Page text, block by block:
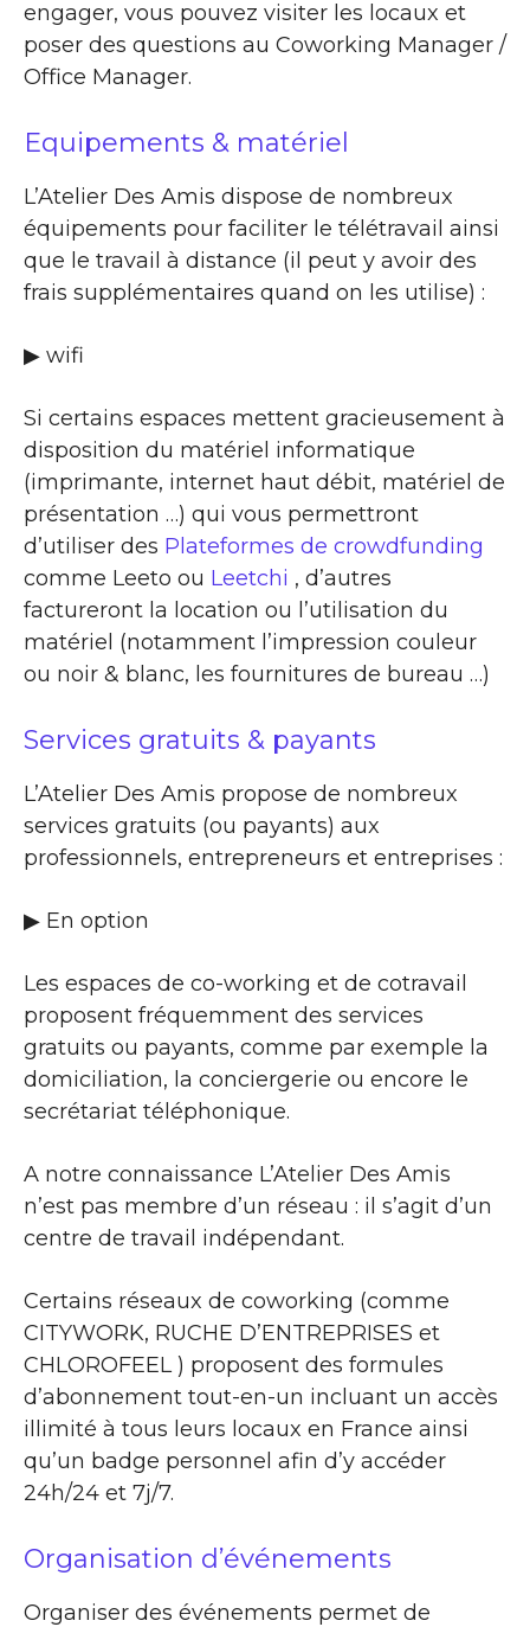
engager, vous pouvez visiter les locaux et
poser des questions au Coworking Manager /
Office Manager.
Equipements & matériel
L’Atelier Des Amis dispose de nombreux
équipements pour faciliter le télétravail ainsi
que le travail à distance (il peut y avoir des
frais supplémentaires quand on les utilise) :
▶ wifi
Si certains espaces mettent gracieusement à
disposition du matériel informatique
(imprimante, internet haut débit, matériel de
présentation …) qui vous permettront
d’utiliser des Plateformes de crowdfunding
comme Leeto ou Leetchi , d’autres
factureront la location ou l’utilisation du
matériel (notamment l’impression couleur
ou noir & blanc, les fournitures de bureau …)
Services gratuits & payants
L’Atelier Des Amis propose de nombreux
services gratuits (ou payants) aux
professionnels, entrepreneurs et entreprises :
▶​ En option
Les espaces de co-working et de cotravail
proposent fréquemment des services
gratuits ou payants, comme par exemple la
domiciliation, la conciergerie ou encore le
secrétariat téléphonique.
A notre connaissance L’Atelier Des Amis
n’est pas membre d’un réseau : il s’agit d’un
centre de travail indépendant.
Certains réseaux de coworking (comme
CITYWORK, RUCHE D’ENTREPRISES et
CHLOROFEEL ) proposent des formules
d’abonnement tout-en-un incluant un accès
illimité à tous leurs locaux en France ainsi
qu’un badge personnel afin d’y accéder
24h/24 et 7j/7.
Organisation d’événements
Organiser des événements permet de